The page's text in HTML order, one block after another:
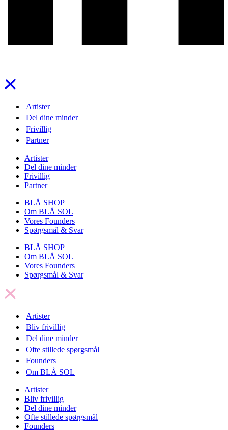
Artister
Del dine minder
Frivillig
Partner
Artister
Del dine minder
Frivillig
Partner
BLÅ SHOP
Om BLÅ SOL
Vores Founders
Spørgsmål & Svar
BLÅ SHOP
Om BLÅ SOL
Vores Founders
Spørgsmål & Svar
Artister
Bliv frivillig
Del dine minder
Ofte stillede spørgsmål
Founders
Om BLÅ SOL
Artister
Bliv frivillig
Del dine minder
Ofte stillede spørgsmål
Founders